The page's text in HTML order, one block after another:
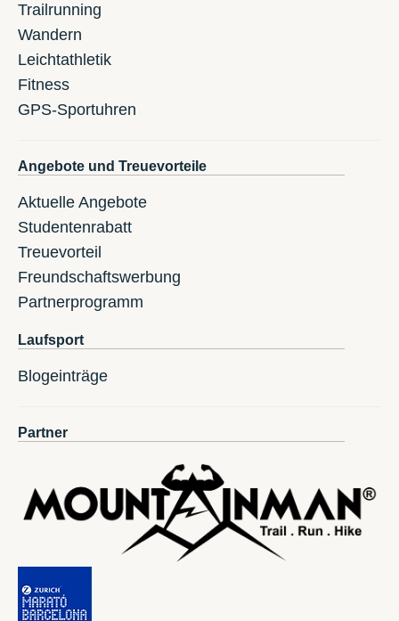
Trailrunning
Wandern
Leichtathletik
Fitness
GPS-Sportuhren
Angebote und Treuevorteile
Aktuelle Angebote
Studentenrabatt
Treuevorteil
Freundschaftswerbung
Partnerprogramm
Laufsport
Blogeinträge
Partner